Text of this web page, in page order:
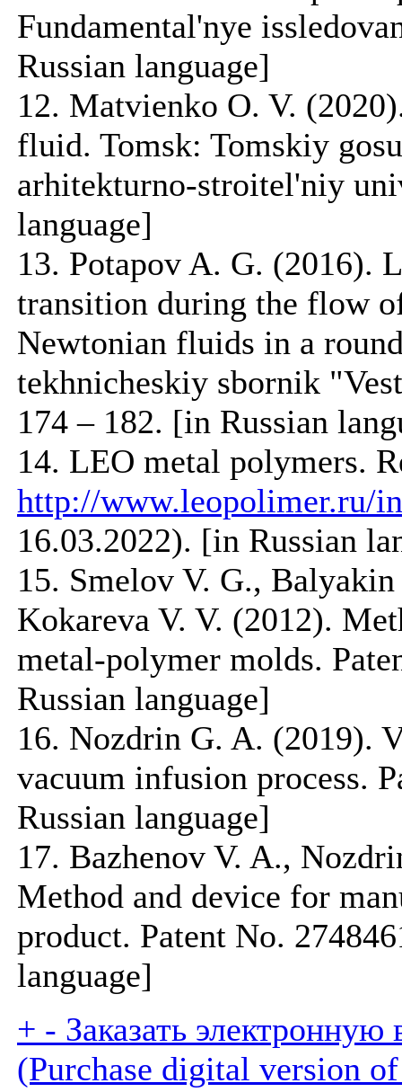
Fundamental'nye
Russian language]
12. Matvienko O. V.
fluid. Tomsk: Tomskiy
arhitekturno-stroitel'niy
language]
13. Potapov A. G. (2016).
transition during the flow
Newtonian fluids in a
tekhnicheskiy sbornik
174 – 182. [in Russian
14. LEO metal polymers.
http://www.leopolimer.ru/
16.03.2022). [in Russian
15. Smelov V. G.,
Kokareva V. V. (2012).
metal-polymer molds.
Russian language]
16. Nozdrin G. A. (2019).
vacuum infusion process.
Russian language]
17. Bazhenov V. A.,
Method and device for
product. Patent No.
language]
+ - Заказать электронную
(Purchase digital version